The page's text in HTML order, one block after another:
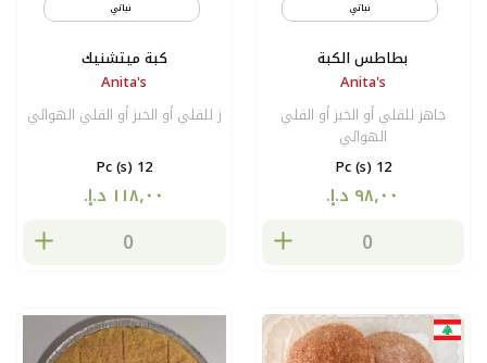
نباتي
بطاطس الكبة
Anita's
جاهز للقلي أو الخبز أو القلي
الهوائي
12 Pc (s)
نباتي
كبة ميتشنيك
Anita's
ز للقلي أو الخبز أو القلي الهوائي
12 Pc (s)